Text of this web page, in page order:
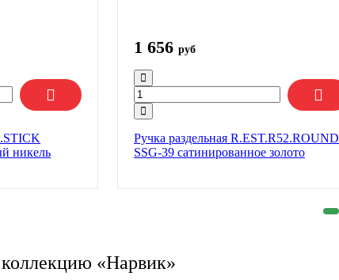
никель
1 656 руб
Ручка раздельная R.EST.R52.ROUND
SSG-39 сатинированное золото
«Нарвик»